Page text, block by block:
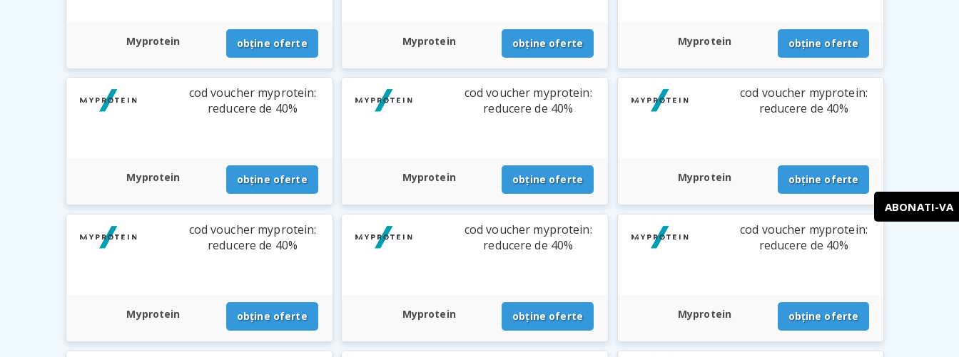
Myprotein obține oferte Myprotein obține oferte Myprotein obține oferte
cod voucher myprotein:
reducere de 40%
Myprotein obține oferte
cod voucher myprotein:
reducere de 40%
Myprotein obține oferte
cod voucher myprotein:
reducere de 40%
Myprotein obține oferte
cod voucher myprotein:
reducere de 40%
Myprotein obține oferte
cod voucher myprotein:
reducere de 40%
Myprotein obține oferte
cod voucher myprotein:
reducere de 40%
Myprotein obține oferte
ABONATI-VA